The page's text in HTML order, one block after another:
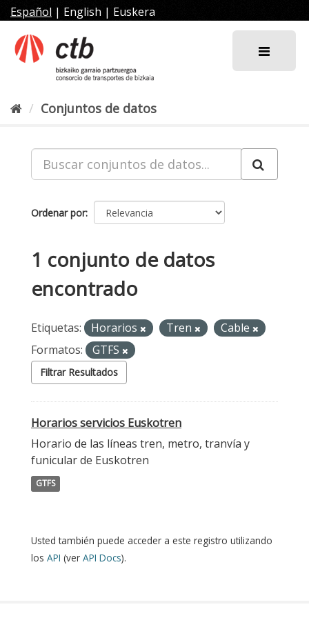
al
contenido
Español | English | Euskera
Conjuntos de datos
Ordenar por
1 conjunto de datos
encontrado
Etiquetas: Horarios Tren
Cable
Formatos:
GTFS
Filtrar Resultados
Horarios servicios Euskotren
Horario de las líneas tren, metro, tranvía y
funicular de Euskotren
GTFS
Usted también puede acceder a este registro utilizando
los API (ver API Docs).